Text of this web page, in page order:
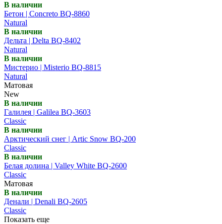
В наличии
Бетон | Concreto BQ-8860
Natural
В наличии
Дельта | Delta BQ-8402
Natural
В наличии
Мистерио | Misterio BQ-8815
Natural
Матовая
New
В наличии
Галилея | Galilea BQ-3603
Classic
В наличии
Арктический снег | Artic Snow BQ-200
Classic
В наличии
Белая долина | Valley White BQ-2600
Classic
Матовая
В наличии
Денали | Denali BQ-2605
Classic
Показать еще